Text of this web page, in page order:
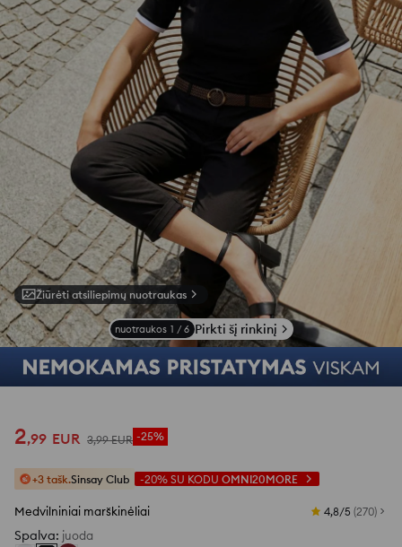
Žiūrėti atsiliepimų nuotraukas
nuotraukos 1 / 6 Pirkti šį rinkinį
2,99 EUR 3,99 EUR -25%
+3 tašk.Sinsay Club -20% SU KODU OMNI20MORE
Medvilniniai marškinėliai 4,8/5 (270)
Spalva: juoda